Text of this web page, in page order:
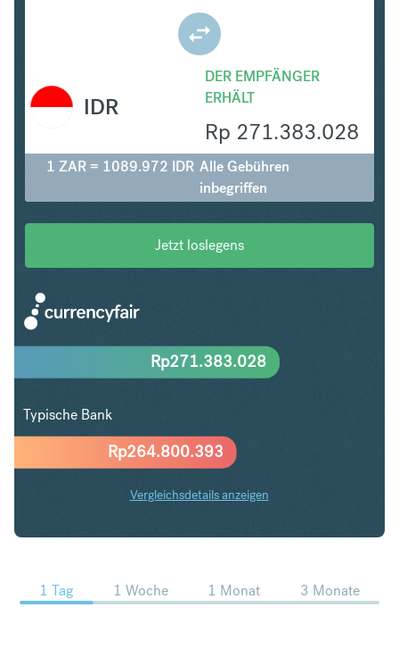
DER EMPFÄNGER
ERHÄLT
Rp 271.383.028
IDR
1 ZAR = 1089.972 IDR Alle Gebühren
inbegriffen
Jetzt loslegens
Rp264.800.393
Rp271.383.028
Typische Bank
Vergleichsdetails anzeigen
ZAR in IDR Trends
1 Tag 1 Woche 1 Monat 3 Monate